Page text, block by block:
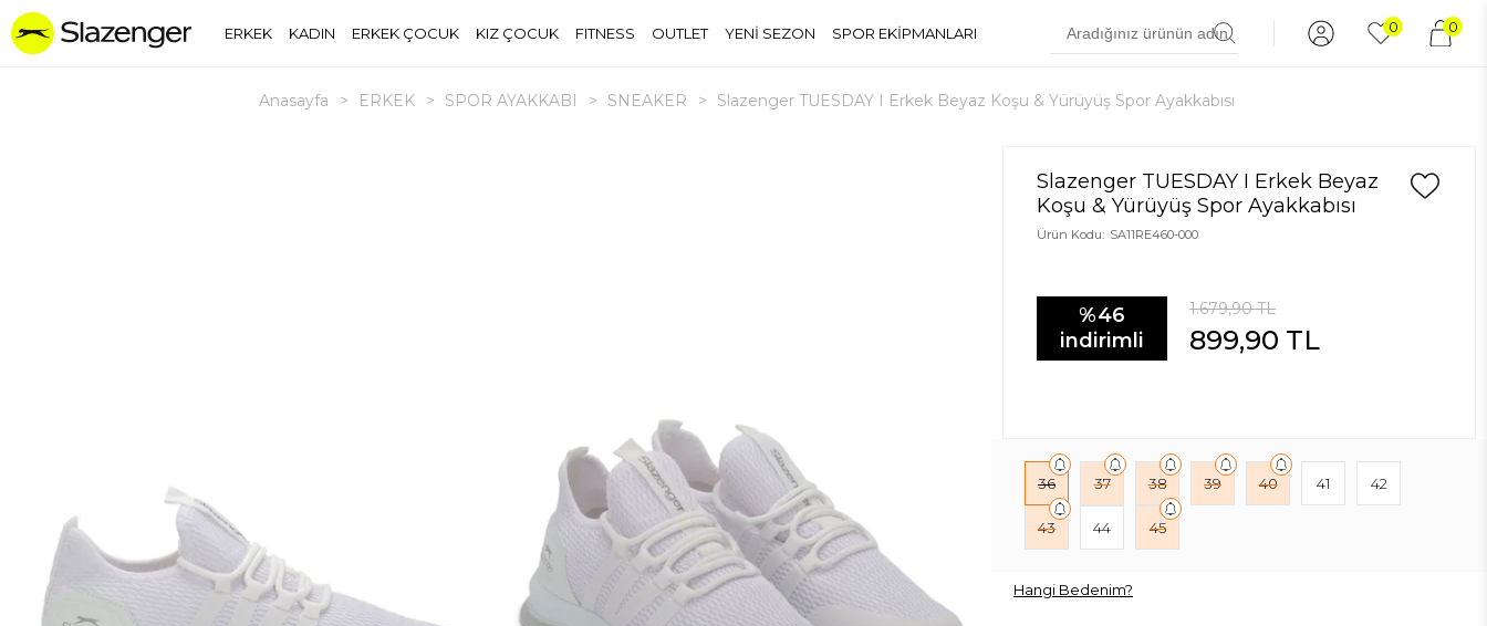
ERKEK KADIN ERKEK ÇOCUK KIZ ÇOCUK FITNESS OUTLET YENİ SEZON SPOR EKİPMANLARI 0 0
Anasayfa > ERKEK > SPOR AYAKKABI > SNEAKER > Slazenger TUESDAY I Erkek Beyaz Koşu & Yürüyüş Spor Ayakkabısı
Slazenger TUESDAY I Erkek Beyaz
Koşu & Yürüyüş Spor Ayakkabısı
Ürün Kodu: SA11RE460-000
%46
indirimli
1.679,90TL
899,90 TL
36 37 38 39 40 41 42
43 44 45
Hangi Bedenim?